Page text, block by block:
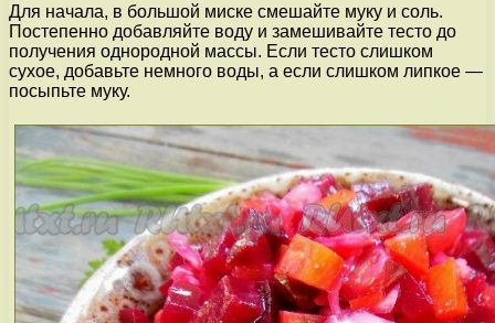
Для начала, в большой миске смешайте муку и соль.
Постепенно добавляйте воду и замешивайте тесто до
получения однородной массы. Если тесто слишком
сухое, добавьте немного воды, а если слишком липкое —
посыпьте муку.